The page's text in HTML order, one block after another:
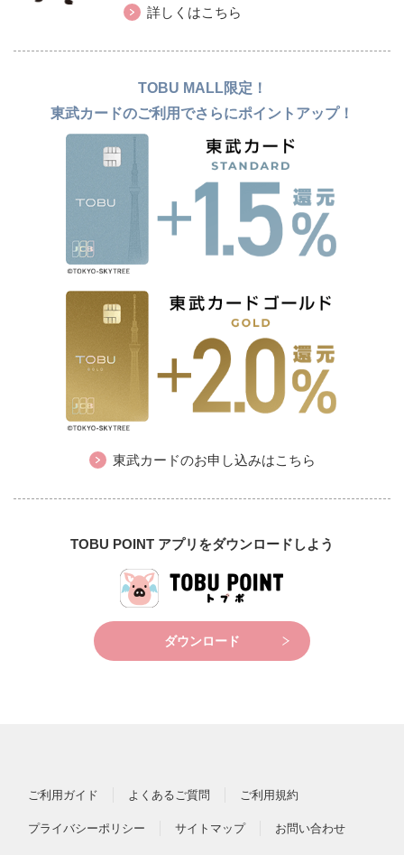
詳しくはこちら
TOBU MALL限定！
東武カードのご利用でさらにポイントアップ！
東武カードのお申し込みはこちら
TOBU POINT アプリをダウンロードしよう
ダウンロード
ご利用ガイド よくあるご質問 ご利用規約
プライバシーポリシー サイトマップ お問い合わせ